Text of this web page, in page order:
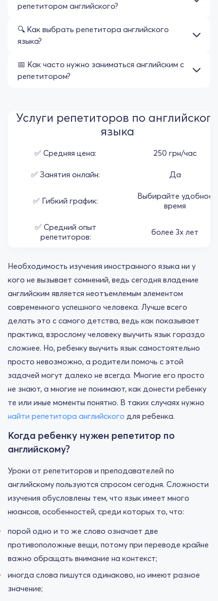
репетитором английского?
🔍 Как выбрать репетитора английского
языка?
📅 Как часто нужно заниматься английским с
репетитором?
Услуги репетиторов по английского
языка
✅ Средняя цена: 250 грн/час
✅ Занятия онлайн: Да
✅ Гибкий график:
Выбирайте удобное
время
✅ Средний опыт
репетиторов:
более 3х лет
Необходимость изучения иностранного языка ни у
кого не вызывает сомнений, ведь сегодня владение
английским является неотъемлемым элементом
современного успешного человека. Лучше всего
делать это с самого детства, ведь как показывает
практика, взрослому человеку выучить язык гораздо
сложнее. Но, ребенку выучить язык самостоятельно
просто невозможно, а родители помочь с этой
задачей могут далеко не всегда. Многие его просто
не знают, а многие не понимают, как донести ребенку
те или иные моменты понятно. В таких случаях нужно
найти репетитора английского для ребенка.
Когда ребенку нужен репетитор по
английскому?
Уроки от репетиторов и преподавателей по
английскому пользуются спросом сегодня. Сложности
изучения обусловлены тем, что язык имеет много
нюансов, особенностей, среди которых то, что:
порой одно и то же слово означает две
противоположные вещи, потому при переводе крайне
важно обращать внимание на контекст;
иногда слова пишутся одинаково, но имеют разное
значение;